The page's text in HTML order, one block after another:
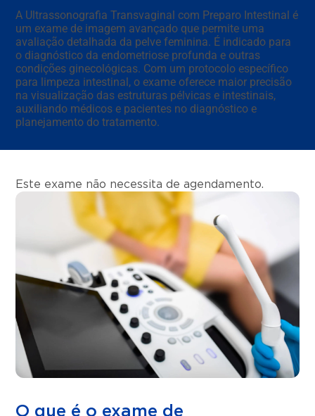
A Ultrassonografia Transvaginal com Preparo Intestinal é
um exame de imagem avançado que permite uma
avaliação detalhada da pelve feminina. É indicado para
o diagnóstico da endometriose profunda e outras
condições ginecológicas. Com um protocolo específico
para limpeza intestinal, o exame oferece maior precisão
na visualização das estruturas pélvicas e intestinais,
auxiliando médicos e pacientes no diagnóstico e
planejamento do tratamento.
Este exame não necessita de agendamento.
O que é o exame de